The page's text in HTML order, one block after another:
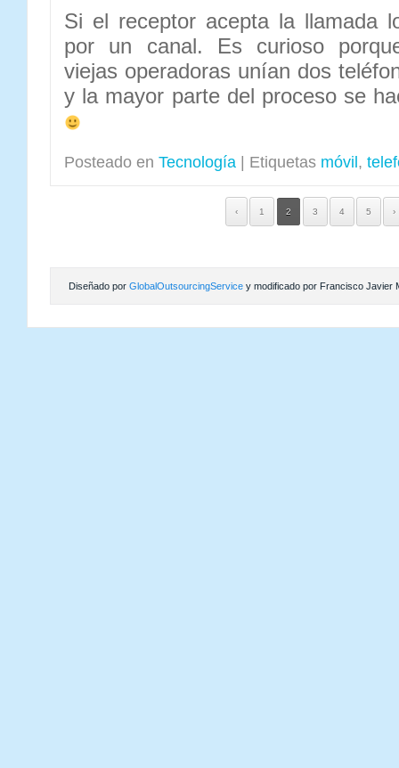
Si el receptor acepta la llamada
por un canal. Es curioso
viejas operadoras unían dos
y la mayor parte del proceso se
Posteado en Tecnología Etiquetas móvil ,
‹ 1 2 3 4 5 ›
Diseñado por GlobalOutsourcingService y modificado por Francisco Javier